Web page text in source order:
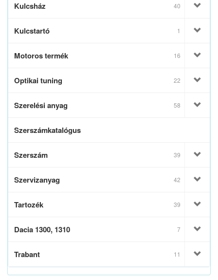
Kulcsház 40
Kulcstartó 1
Motoros termék 16
Optikai tuning 22
Szerelési anyag 58
Szerszámkatalógus
Szerszám 39
Szervizanyag 42
Tartozék 39
Dacia 1300, 1310 7
Trabant 11